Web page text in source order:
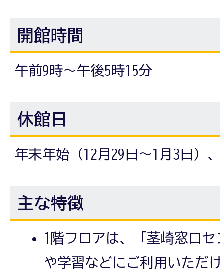
開館時間
午前9時～午後5時15分
休館日
年末年始（12月29日～1月3日）
主な特徴
1階フロアは、「茎崎窓口
や学習などにご利用いただ